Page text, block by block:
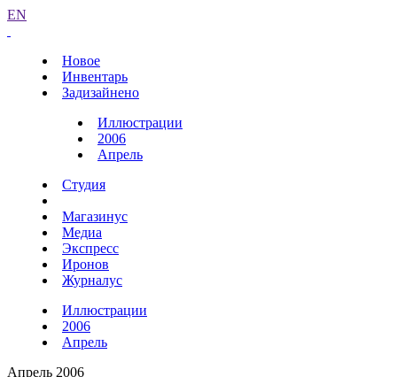
EN
Новое
Инвентарь
Задизайнено
Иллюстрации
2006
Апрель
Студия
Магазинус
Медиа
Экспресс
Иронов
Журналус
Иллюстрации
2006
Апрель
Апрель 2006